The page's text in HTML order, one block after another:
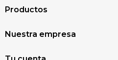
Productos
Nuestra empresa